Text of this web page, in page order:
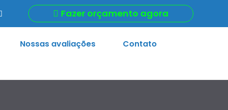
Fazer orçamento agora
Nossas avaliações
Contato